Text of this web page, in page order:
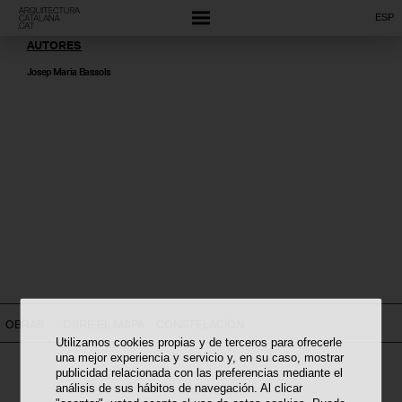
Utilizamos cookies propias y de terceros para ofrecerle
una mejor experiencia y servicio y, en su caso, mostrar
publicidad relacionada con las preferencias mediante el
análisis de sus hábitos de navegación. Al clicar
ESP
AUTORES
Josep Maria Bassols
OBRAS